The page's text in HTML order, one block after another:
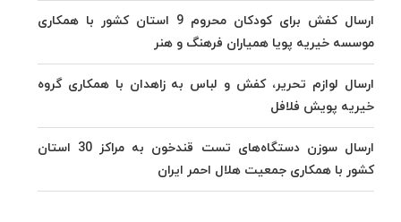
ارسال کفش برای کودکان محروم 9 استان کشور با همکاری
موسسه خیریه پویا همیاران فرهنگ و هنر
ارسال لوازم تحریر، کفش و لباس به زاهدان با همکاری گروه
خیریه پویش فلافل
ارسال سوزن دستگاه‌های تست قندخون به مراکز 30 استان
کشور با همکاری جمعیت هلال احمر ایران